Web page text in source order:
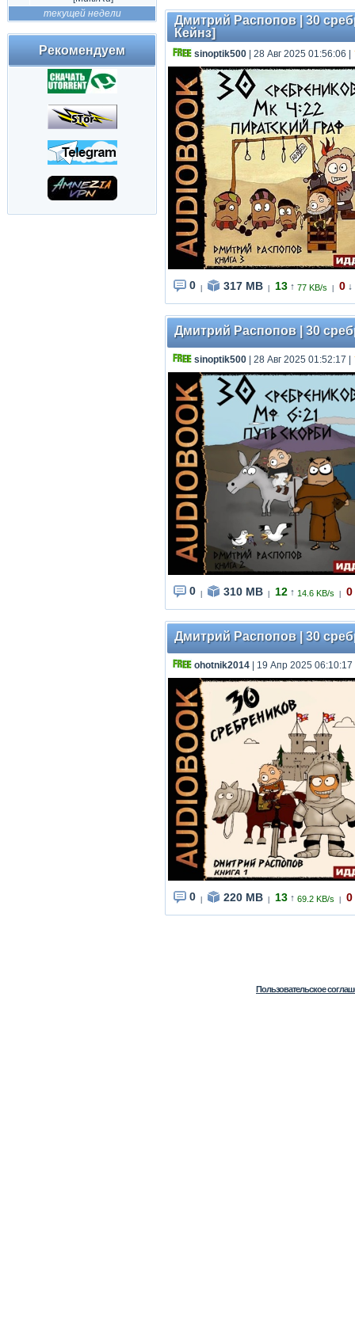
текущей недели
Рекомендуем
Дмитрий Распопов | 30
Кейнз]
sinoptik500 | 28 Авг 2025 01:56:06
0 317 MB 13 ↑ 77 KB/s 0 ↓
Дмитрий Распопов | 30
sinoptik500 | 28 Авг 2025 01:52:17
0 310 MB 12 ↑ 14.6 KB/s 0
Дмитрий Распопов | 30
ohotnik2014 | 19 Апр 2025 06:10:17
0 220 MB 13 ↑ 69.2 KB/s 0
Пользовательское